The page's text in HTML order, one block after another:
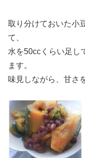
取り分けておいた小
て、
水を50ccくらい足し
ます。
味見しながら、甘さ